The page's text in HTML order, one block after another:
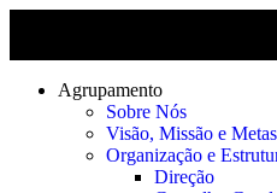
Agrupamento
Sobre Nós
Visão, Missão e Metas
Organização e
Direção